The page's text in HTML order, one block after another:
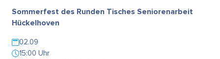
Sommerfest des Runden Tisches Seniorenarbeit
Hückelhoven
02.09
15:00 Uhr